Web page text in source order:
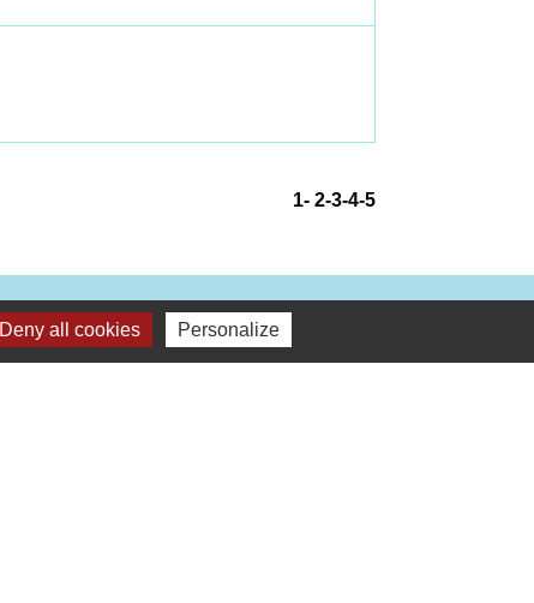
1- 2-3-4-5
Deny all cookies Personalize